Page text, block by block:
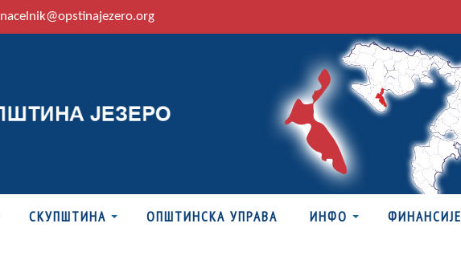
nacelnik@opstinajezero.org
СКУПШТИНА ОПШТИНСКА УПРАВА ИНФО ФИНАНСИЈЕ